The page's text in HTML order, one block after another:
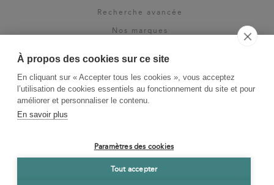
À propos des cookies sur ce site
En cliquant sur « Accepter tous les cookies », vous acceptez
l’utilisation de cookies essentiels au fonctionnement du site et pour
améliorer et personnaliser le contenu.
En savoir plus
Paramètres des cookies
Tout accepter
Recherche avancée
Nos marques
Espace pro
Newsletter
La Vie des Classiques